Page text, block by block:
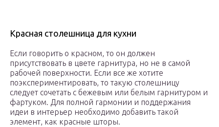
Красная столешница для кухни
Если говорить о красном, то он должен
присутствовать в цвете гарнитура, но не в самой
рабочей поверхности. Если все же хотите
поэкспериментировать, то такую столешницу
следует сочетать с бежевым или белым гарнитуром и
фартуком. Для полной гармонии и поддержания
идеи в интерьер необходимо добавить такой
элемент, как красные шторы.